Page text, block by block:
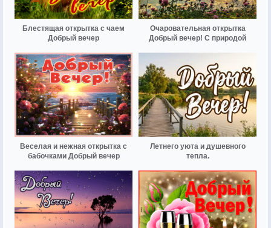
Блестящая открытка с чаем
Добрый вечер
Очаровательная открытка
Добрый вечер! С природой
Веселая и нежная открытка с
бабочками Добрый вечер
Летнего уюта и душевного
тепла.